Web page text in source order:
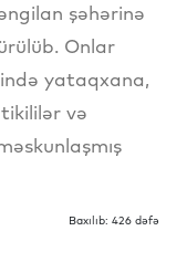
şəhərinə
Onlar
yataqxana,
və
Baxılıb: 426 dəfə